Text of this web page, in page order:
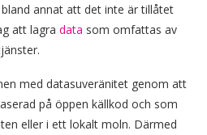
annat att det inte är tillåtet
att lagra data som omfattas av
med datasuveränitet genom att
på öppen källkod och som
eller i ett lokalt moln. Därmed